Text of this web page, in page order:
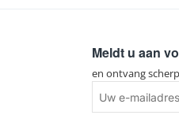
Meldt u aan
en ontvang
e-